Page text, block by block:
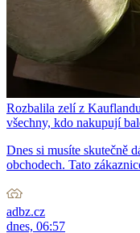
Rozbalila zelí z
všechny, kdo nakupují
Dnes si musíte skutečně
obchodech. Tato
adbz.cz
dnes, 06:57